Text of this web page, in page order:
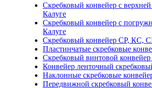
Скребковый конвейер с
Калуге
Скребковый конвейер с
Калуге
Скребковый конвейер СР, КС,
Пластинчатые скребковые
Скребковый винтовой конвейер
Конвейер ленточный
Наклонные скребковые
Передвижной скребковый